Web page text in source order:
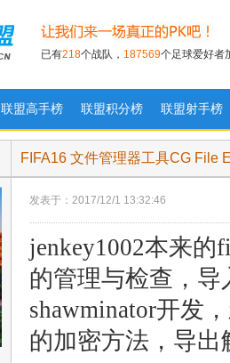
已有218个战队， 187569个足球爱好者
联盟高手榜 联盟积分榜 联盟射手榜
FIFA16 文件管理器工具CG File
发表于：2017/12/1 13:32:46
jenkey1002本来
的管理与检查，导
shawminator开发
的加密方法，导